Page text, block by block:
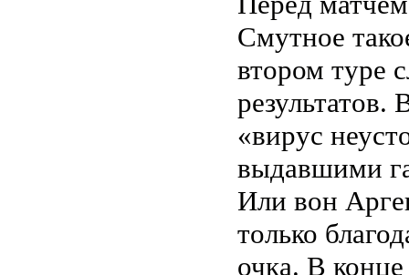
Смутное
втором туре
«вирус
выдавшими
Или вон
только
очка. В